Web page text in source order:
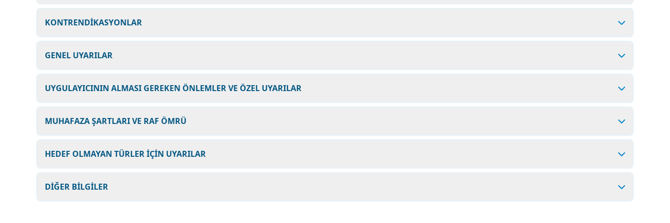
KONTRENDİKASYONLAR
GENEL UYARILAR
UYGULAYICININ ALMASI GEREKEN ÖNLEMLER VE ÖZEL UYARILAR
MUHAFAZA ŞARTLARI VE RAF ÖMRÜ
HEDEF OLMAYAN TÜRLER İÇİN UYARILAR
DİĞER BİLGİLER